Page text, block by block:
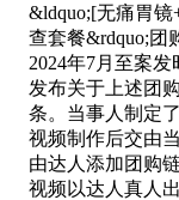
&ldquo;[无痛胃
查套餐&rdquo;团
2024年7月至案
发布关于上述团
条。当事人制定
视频制作后交由
由达人添加团购
视频以达人真人